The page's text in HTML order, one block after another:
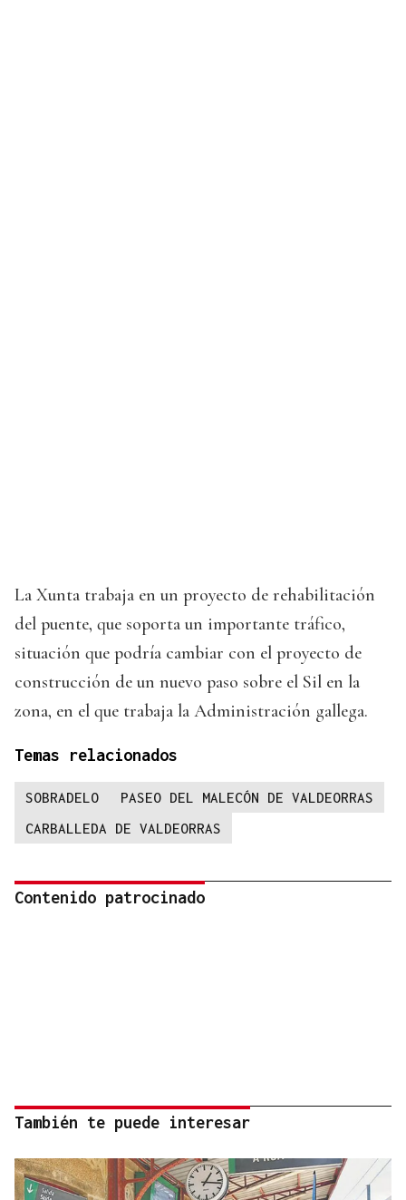
La Xunta trabaja en un proyecto de rehabilitación
del puente, que soporta un importante tráfico,
situación que podría cambiar con el proyecto de
construcción de un nuevo paso sobre el Sil en la
zona, en el que trabaja la Administración gallega.
Temas relacionados
SOBRADELO
PASEO DEL MALECÓN DE VALDEORRAS
CARBALLEDA DE VALDEORRAS
Contenido patrocinado
También te puede interesar